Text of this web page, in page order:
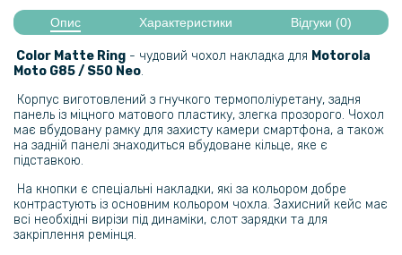
299 грн
Захисне скло 3D Full Screen Tempered Glass для Motorola Moto G85
/ S50 Neo, Black
159 грн
199 грн
Протиударна гідрогелева плівка Hydrogel Film для Motorola Moto
G85, Transparent
239 грн
Опис Характеристики Відгуки (0)
Color Matte Ring - чудовий чохол накладка для Motorola
Moto G85 / S50 Neo.
Корпус виготовлений з гнучкого термополіуретану, задня
панель із міцного матового пластику, злегка прозорого. Чохол
має вбудовану рамку для захисту камери смартфона, а також
на задній панелі знаходиться вбудоване кільце, яке є
підставкою.
На кнопки є спеціальні накладки, які за кольором добре
контрастують із основним кольором чохла. Захисний кейс має
всі необхідні вирізи під динаміки, слот зарядки та для
закріплення ремінця.